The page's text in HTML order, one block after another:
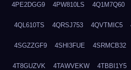
4PE2DGG9 4PW810LS 4Q1M7Q60
4QL610TS 4QRSJ753 4QVTMIC5
4SGZZGF9 4SHI3FUE 4SRMCB32
4T8GUZVK 4TAWVEKW 4TBBI1Y5